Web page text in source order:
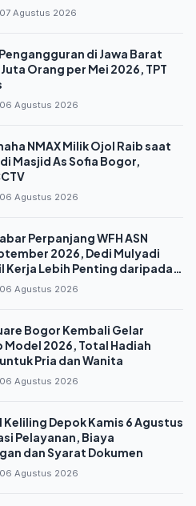
07 Agustus 2026
di Jawa Barat
Orang per Mei 2026, TPT
06 Agustus 2026
NMAX Milik Ojol Raib saat
Masjid As Sofia Bogor,
06 Agustus 2026
Perpanjang WFH ASN
2026, Dedi Mulyadi
Kerja Lebih Penting daripada
06 Agustus 2026
Bogor Kembali Gelar
Model 2026, Total Hadiah
Pria dan Wanita
06 Agustus 2026
Keliling Depok Kamis 6 Agustus
Pelayanan, Biaya
dan Syarat Dokumen
06 Agustus 2026